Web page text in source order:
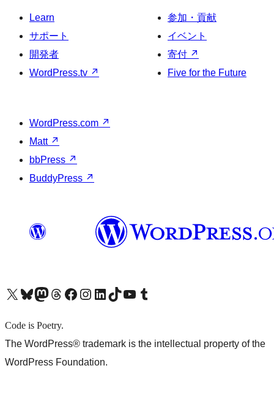
Learn
サポート
開発者
WordPress.tv ↗
参加・貢献
イベント
寄付 ↗
Five for the Future
WordPress.com ↗
Matt ↗
bbPress ↗
BuddyPress ↗
X (旧 Twitter) アカウントへBluesky アカウントへMastodon アカウントへThreads アカウントへ Facebook ページへInstagram アカウントへ LinkedIn アカウントへTikTok アカウントへYouTube チャンネルへ Tumblr アカウントへ
Code is Poetry.
The WordPress® trademark is the intellectual property of the
WordPress Foundation.